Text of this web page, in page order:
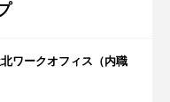
ワークオフィス（内職